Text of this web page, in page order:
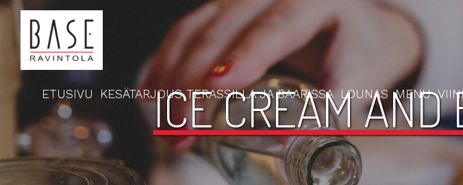
ETUSIVU KESÄTARJOUS TERASSILLA JA BAARISSA LOUNAS MENU
ICE CREAM AND